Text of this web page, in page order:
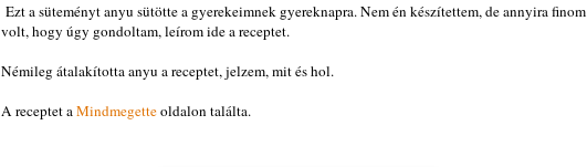
Ezt a süteményt anyu sütötte a gyerekeimnek gyereknapra. Nem én készítettem, de annyira finom
volt, hogy úgy gondoltam, leírom ide a receptet.
Némileg átalakította anyu a receptet, jelzem, mit és hol.
A receptet aMindmegetteoldalon találta.